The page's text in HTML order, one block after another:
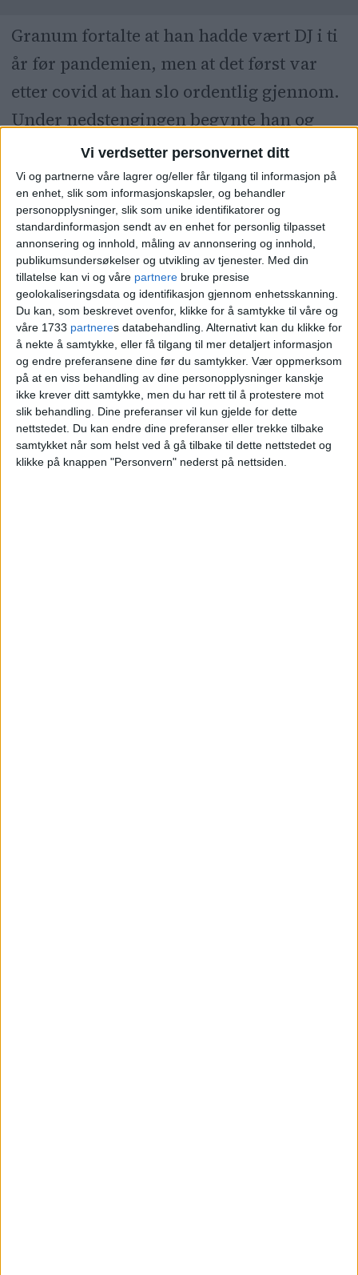
Vi verdsetter personvernet ditt
Vi og partnerne våre lagrer og/eller får tilgang til informasjon på
en enhet, slik som informasjonskapsler, og behandler
personopplysninger, slik som unike identifikatorer og
standardinformasjon sendt av en enhet for personlig tilpasset
annonsering og innhold, måling av annonsering og innhold,
publikumsundersøkelser og utvikling av tjenester. Med din
tillatelse kan vi og våre partnere bruke presise
geolokaliseringsdata og identifikasjon gjennom enhetsskanning.
Du kan, som beskrevet ovenfor, klikke for å samtykke til våre og
våre 1733 partneres databehandling. Alternativt kan du klikke for
å nekte å samtykke, eller få tilgang til mer detaljert informasjon
og endre preferansene dine før du samtykker. Vær oppmerksom
på at en viss behandling av dine personopplysninger kanskje
ikke krever ditt samtykke, men du har rett til å protestere mot
slik behandling. Dine preferanser vil kun gjelde for dette
nettstedet. Du kan endre dine preferanser eller trekke tilbake
samtykket når som helst ved å gå tilbake til dette nettstedet og
klikke på knappen "Personvern" nederst på nettsiden.
Granum fortalte at han hadde vært DJ i ti
år før pandemien, men at det først var
etter covid at han slo ordentlig gjennom.
Under nedstengingen begynte han og
andre å arrangere fester i skogen.
– Gjennom hele den siste covid-
sommeren var det fullt av raves i skogen,
forteller Granum. Han forteller også om
undergrunnsfester på byggeplasser og
tomme bygg.